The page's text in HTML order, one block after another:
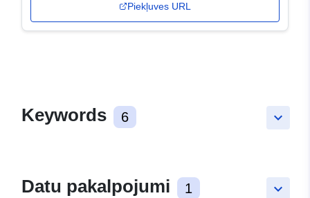
Piekļuves URL
keyboard_arrow_down
Keywords 6
keyboard_arrow_down
Datu pakalpojumi 1